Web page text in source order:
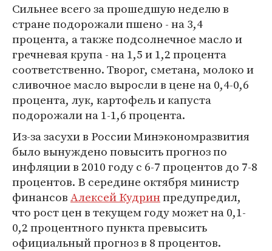
Сильнее всего за прошедшую неделю в
стране подорожали пшено - на 3,4
процента, а также подсолнечное масло и
гречневая крупа - на 1,5 и 1,2 процента
соответственно. Творог, сметана, молоко и
сливочное масло выросли в цене на 0,4-0,6
процента, лук, картофель и капуста
подорожали на 1-1,6 процента.
Из-за засухи в России Минэкономразвития
было вынуждено повысить прогноз по
инфляции в 2010 году с 6-7 процентов до 7-8
процентов. В середине октября министр
финансовАлексей Кудринпредупредил,
что рост цен в текущем году может на 0,1-
0,2 процентного пункта превысить
официальный прогноз в 8 процентов.